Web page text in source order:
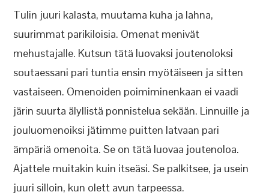
Tulin juuri kalasta, muutama kuha ja lahna,
suurimmat parikiloisia. Omenat menivät
mehustajalle. Kutsun tätä luovaksi joutenoloksi
soutaessani pari tuntia ensin myötäiseen ja sitten
vastaiseen. Omenoiden poimiminenkaan ei vaadi
järin suurta älyllistä ponnistelua sekään. Linnuille ja
jouluomenoiksi jätimme puitten latvaan pari
ämpäriä omenoita. Se on tätä luovaa joutenoloa.
Ajattele muitakin kuin itseäsi. Se palkitsee, ja usein
juuri silloin, kun olett avun tarpeessa.